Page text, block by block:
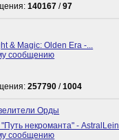
140167 /97
& Magic: Olden Era -...
257790 /1004
Орды
некроманта" - AstralLein